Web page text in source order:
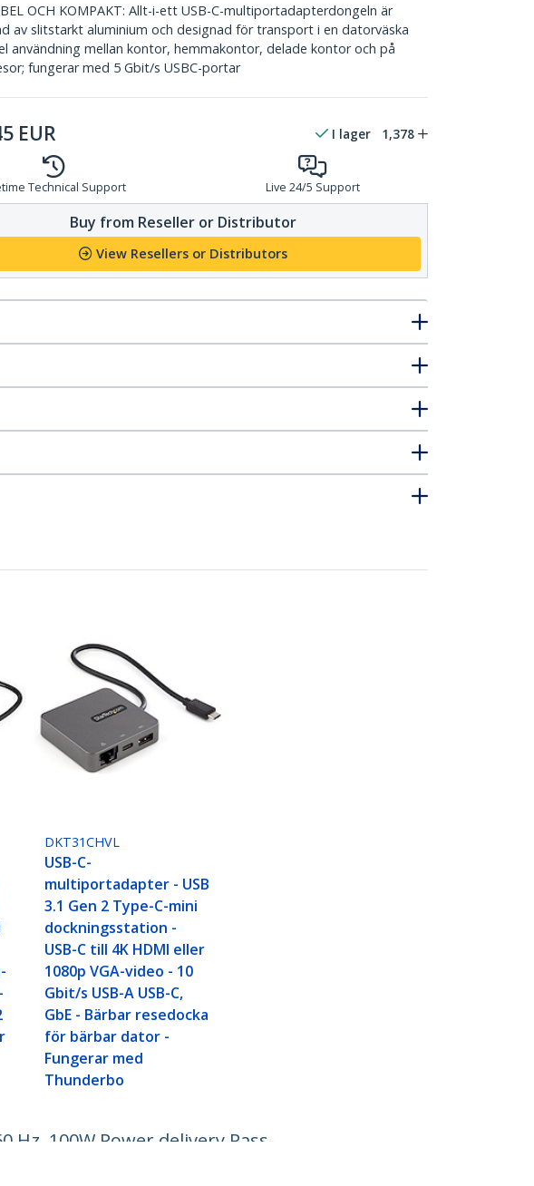
OCH KOMPAKT: Allt-i-ett USB-C-multiportadapterdongeln är
av slitstarkt aluminium och designad för transport i en datorväska
användning mellan kontor, hemmakontor, delade kontor och på
fungerar med 5 Gbit/s USBC-portar
EUR I lager 1,378
Technical Support Live 24/5 Support
Buy from Reseller or Distributor
View Resellers or Distributors
DKT31CHVL
USB-C-
multiportadapter - USB
3.1 Gen 2 Type-C-mini
dockningsstation -
USB-C till 4K HDMI eller
1080p VGA-video - 10
Gbit/s USB-A USB-C,
GbE - Bärbar resedocka
för bärbar dator -
Fungerar med
Thunderbo
100W Power delivery Pass-